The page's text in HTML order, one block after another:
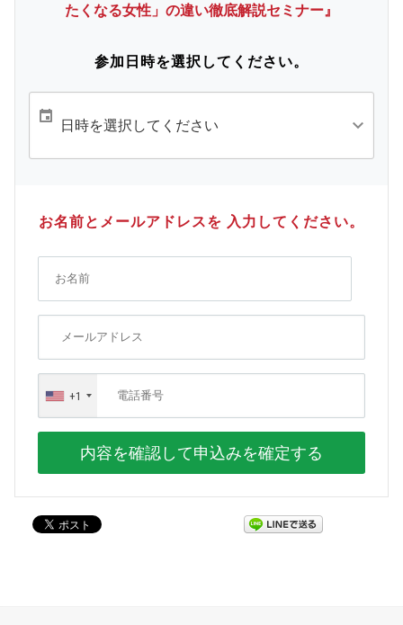
たくなる女性」の違い徹底解説セミナー』
参加日時を選択してください。
お名前とメールアドレスを 入力してください。
+1
内容を確認して申込みを確定する